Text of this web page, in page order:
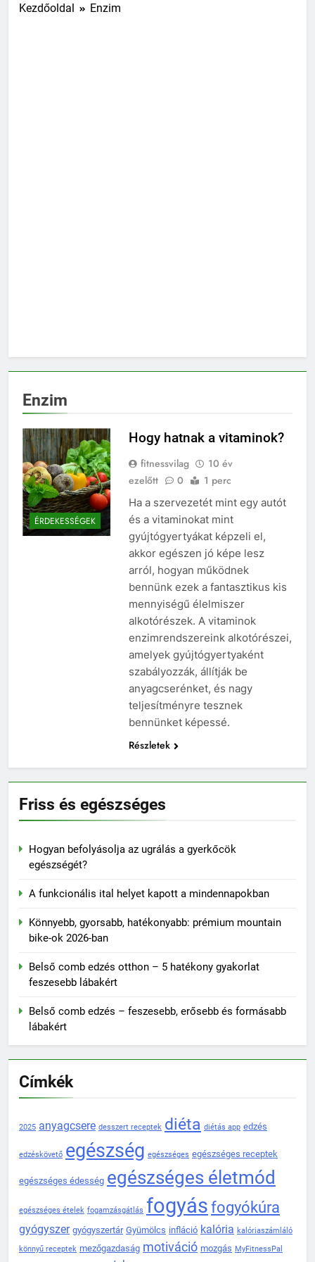
Kezdőoldal Enzim
Enzim
ÉRDEKESSÉGEK
Hogy hatnak a vitaminok?
fitnessvilag
10 év
ezelőtt
0 1 perc
Ha a szervezetét mint egy autót
és a vitaminokat mint
gyújtógyertyákat képzeli el,
akkor egészen jó képe lesz
arról, hogyan működnek
bennünk ezek a fantasztikus kis
mennyiségű élelmiszer
alkotórészek. A vitaminok
enzimrendszereink alkotórészei,
amelyek gyújtógyertyaként
szabályozzák, állítják be
anyagcserénket, és nagy
teljesítményre tesznek
bennünket képessé.
Részletek
Friss és egészséges
Hogyan befolyásolja az ugrálás a gyerkőcök
egészségét?
A funkcionális ital helyet kapott a mindennapokban
Könnyebb, gyorsabb, hatékonyabb: prémium mountain
bike-ok 2026-ban
Belső comb edzés otthon – 5 hatékony gyakorlat
feszesebb lábakért
Belső comb edzés – feszesebb, erősebb és formásabb
lábakért
Címkék
2025 anyagcsere desszert receptek diéta diétás app edzés
edzéskövető egészség egészséges egészséges receptek
egészséges édesség egészséges életmód
egészséges ételek fogamzásgátlás fogyás fogyókúra
gyógyszer gyógyszertár Gyümölcs infláció kalória kalóriaszámláló
könnyű receptek mezőgazdaság motiváció mozgás MyFitnessPal